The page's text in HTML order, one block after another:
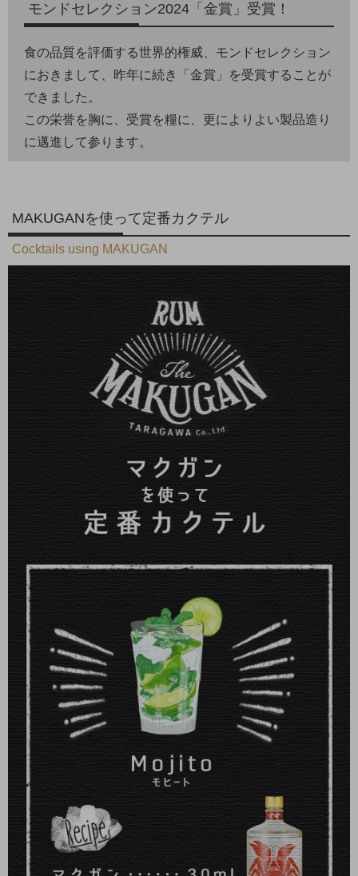
モンドセレクション2024「金賞」受賞！
食の品質を評価する世界的権威、モンドセレクション
におきまして、昨年に続き「金賞」を受賞することが
できました。
この栄誉を胸に、受賞を糧に、更によりよい製品造り
に邁進して参ります。
MAKUGANを使って定番カクテル
Cocktails using MAKUGAN